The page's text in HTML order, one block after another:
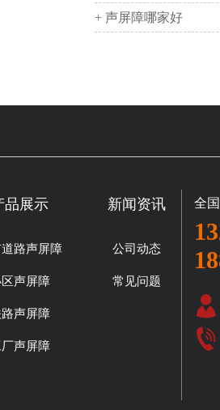
+ 声屏障哪家好
品展示
路声屏障
声屏障
声屏障
厂声屏障
新闻资讯
公司动态
常见问题
全